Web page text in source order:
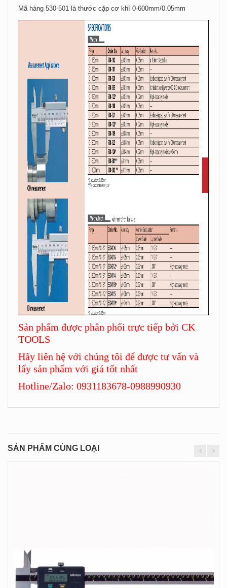
Mã hàng 530-501 là thước cặp cơ khí 0-600mm/0.05mm
Sản phẩm được phân phối trực tiếp bởi CK
TOOLS
Hãy liên hệ với chúng tôi để được tư vấn và
lấy sản phẩm với giá tốt nhất
Hotline/Zalo: 0931183678-0988990930
SẢN PHẨM CÙNG LOẠI